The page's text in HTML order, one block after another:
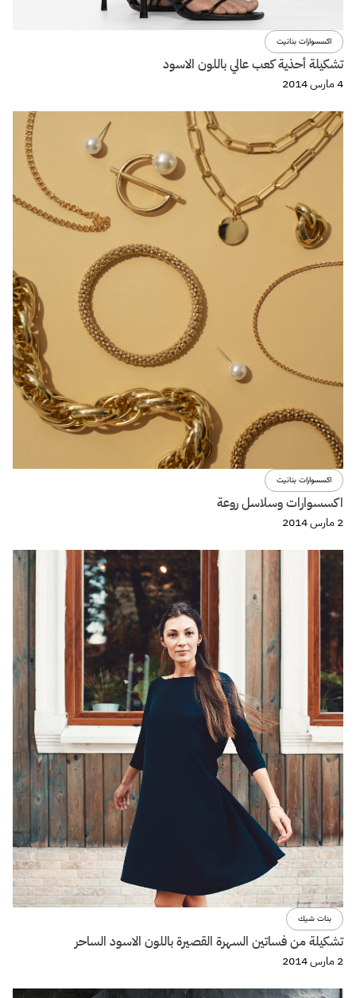
اكسسوارات بنانيت
تشكيلة أحذية كعب عالي باللون الاسود
4 مارس 2014
اكسسوارات بنانيت
اكسسوارات وسلاسل روعة
2 مارس 2014
بنات شيك
تشكيلة من فساتين السهرة القصيرة باللون الاسود الساحر
2 مارس 2014